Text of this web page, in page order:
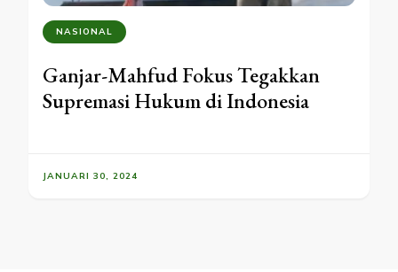
NASIONAL
Ganjar-Mahfud Fokus Tegakkan
Supremasi Hukum di Indonesia
JANUARI 30, 2024